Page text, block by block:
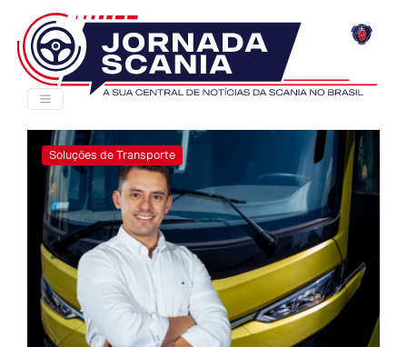
Soluções de Transporte